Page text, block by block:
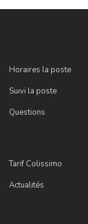
Horaires la poste
Suivi la poste
Questions
Tarif Colissimo
Actualités